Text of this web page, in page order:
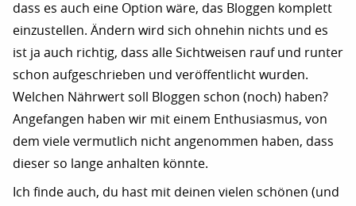
dass es auch eine Option wäre, das Bloggen komplett
einzustellen. Ändern wird sich ohnehin nichts und es
ist ja auch richtig, dass alle Sichtweisen rauf und runter
schon aufgeschrieben und veröffentlicht wurden.
Welchen Nährwert soll Bloggen schon (noch) haben?
Angefangen haben wir mit einem Enthusiasmus, von
dem viele vermutlich nicht angenommen haben, dass
dieser so lange anhalten könnte.
Ich finde auch, du hast mit deinen vielen schönen (und